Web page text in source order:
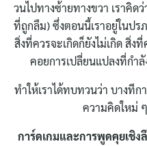
วนไปทางซ้ายทางขวา เราคิ
ที่ถูกลืม) ซึ่งตอนนี้เราอยู่ในป
สิ่งที่ควรจะเกิดก็ยังไม่เกิด สิ่ง
คอยการเปลี่ยนแปลงที่กำลั
ทำให้เราได้ทบทวนว่า บางทีก
ความคิดใหม่
การ์ดเกมและการพูดคุยเชิ